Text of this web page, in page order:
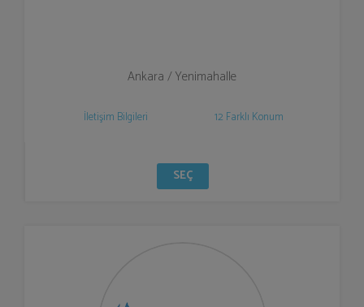
Ankara / Yenimahalle
İletişim Bilgileri 12 Farklı Konum
SEÇ